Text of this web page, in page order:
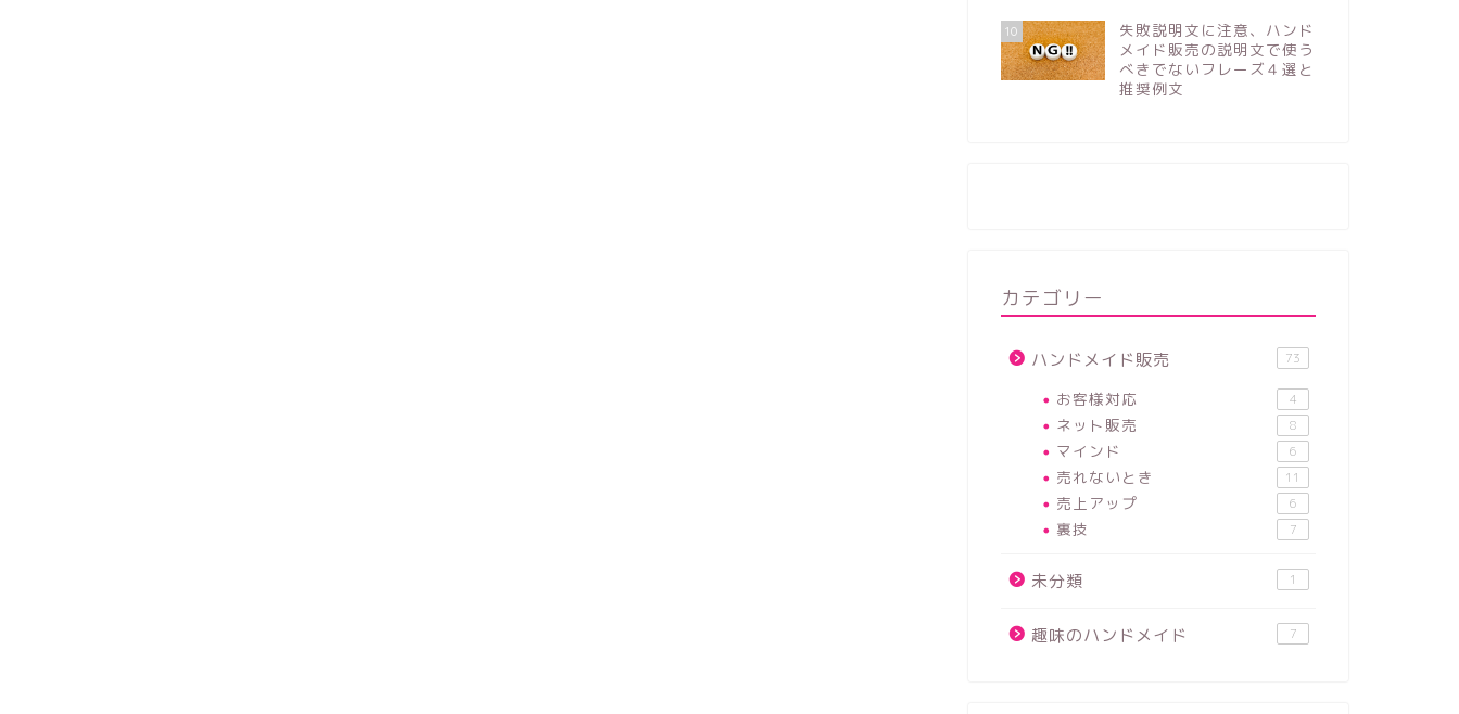
10
失敗説明文に注意、ハンド
メイド販売の説明文で使う
べきでないフレーズ４選と
推奨例文
カテゴリー
ハンドメイド販売 73
お客様対応 4
ネット販売 8
マインド 6
売れないとき 11
売上アップ 6
裏技 7
未分類 1
趣味のハンドメイド 7